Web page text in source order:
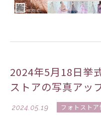
2024年5月18日挙
ストアの写真アッ
2024.05.19 フォトストア